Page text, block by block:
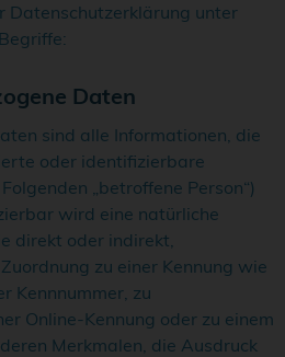
Datenschutzerklärung unter
Daten
sind alle Informationen, die
oder identifizierbare
„betroffene Person“)
wird eine natürliche
direkt oder indirekt,
zu einer Kennung wie
Kennnummer, zu
Online-Kennung oder zu einem
Merkmalen, die Ausdruck